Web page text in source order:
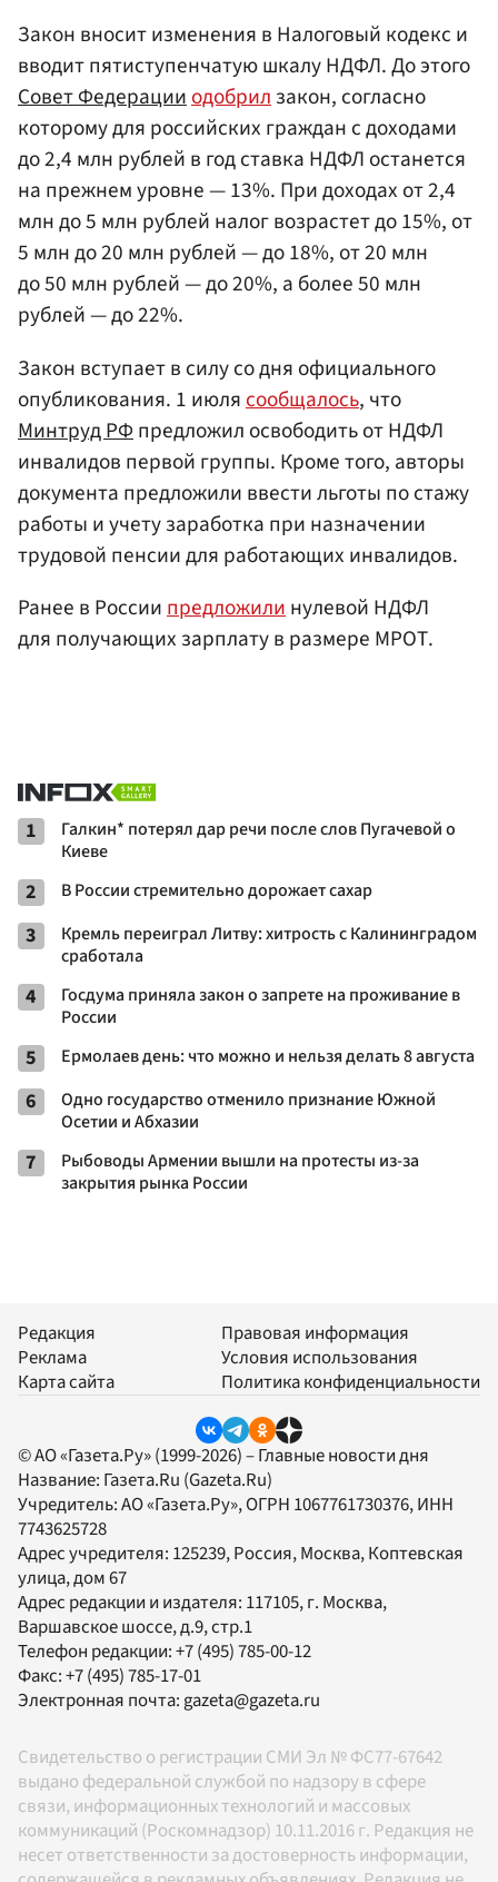
Закон вносит изменения в Налоговый кодекс и
вводит пятиступенчатую шкалу НДФЛ. До этого
Совет Федерацииодобрилзакон, согласно
которому для российских граждан с доходами
до 2,4 млн рублей в год ставка НДФЛ останется
на прежнем уровне — 13%. При доходах от 2,4
млн до 5 млн рублей налог возрастет до 15%, от
5 млн до 20 млн рублей — до 18%, от 20 млн
до 50 млн рублей — до 20%, а более 50 млн
рублей — до 22%.
Закон вступает в силу со дня официального
опубликования. 1 июля сообщалось, что
Минтруд РФпредложил освободить от НДФЛ
инвалидов первой группы. Кроме того, авторы
документа предложили ввести льготы по стажу
работы и учету заработка при назначении
трудовой пенсии для работающих инвалидов.
Ранее в Россиипредложилинулевой НДФЛ
для получающих зарплату в размере МРОТ.
1
Галкин* потерял дар речи после слов Пугачевой о
Киеве
2 В России стремительно дорожает сахар
3
Кремль переиграл Литву: хитрость с Калининградом
сработала
4
Госдума приняла закон о запрете на проживание в
России
5 Ермолаев день: что можно и нельзя делать 8 августа
6
Одно государство отменило признание Южной
Осетии и Абхазии
7
Рыбоводы Армении вышли на протесты из-за
закрытия рынка России
Редакция
Реклама
Карта сайта
Правовая информация
Условия использования
Политика конфиденциальности
© АО «Газета.Ру» (1999-2026) – Главные новости дня
Название: Газета.Ru (Gazeta.Ru)
Учредитель:АО «Газета.Ру», ОГРН 1067761730376, ИНН
7743625728
Адрес учредителя: 125239, Россия, Москва, Коптевская
улица, дом 67
Адрес редакции и издателя: 117105, г. Москва,
Варшавское шоссе, д.9, стр.1
Телефон редакции:+7 (495) 785-00-12
Факс:+7 (495) 785-17-01
Электронная почта:gazeta@gazeta.ru
Свидетельство о регистрации СМИ Эл № ФС77-67642
выдано федеральной службой по надзору в сфере
связи, информационных технологий и массовых
коммуникаций (Роскомнадзор) 10.11.2016 г. Редакция не
несет ответственности за достоверность информации,